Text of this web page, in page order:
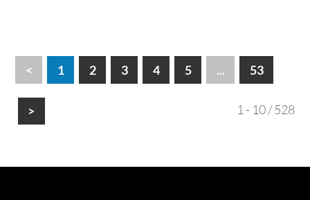
< 1 2 3 4 5 ... 53
> 1 - 10 / 528